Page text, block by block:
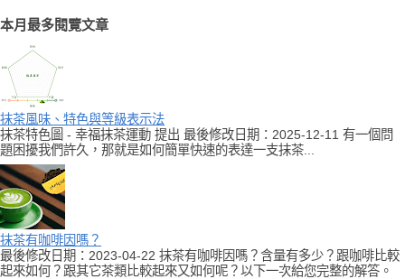
本月最多閱覽文章
抹茶風味、特色與等級表示法
抹茶特色圖 - 幸福抹茶運動 提出 最後修改日期：2025-12-11 有一個問
題困擾我們許久，那就是如何簡單快速的表達一支抹茶...
抹茶有咖啡因嗎？
最後修改日期：2023-04-22 抹茶有咖啡因嗎？含量有多少？跟咖啡比較
起來如何？跟其它茶類比較起來又如何呢？以下一次給您完整的解答。